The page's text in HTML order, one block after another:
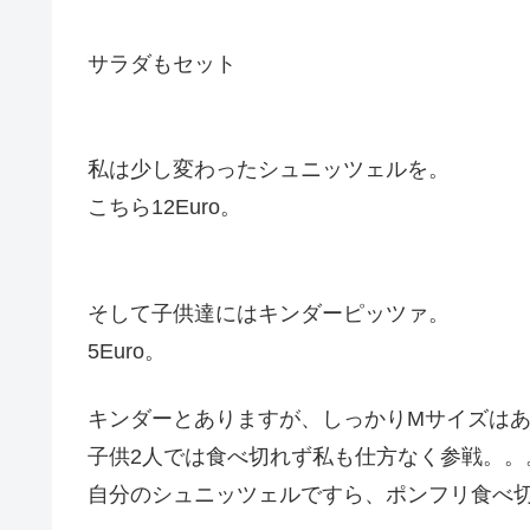
サラダもセット
私は少し変わったシュニッツェルを。
こちら12Euro。
そして子供達にはキンダーピッツァ。
5Euro。
キンダーとありますが、しっかりMサイズはあ
子供2人では食べ切れず私も仕方なく参戦。。
自分のシュニッツェルですら、ポンフリ食べ